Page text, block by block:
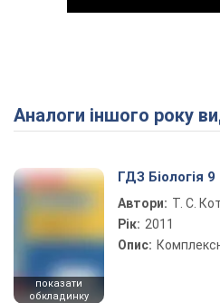
Аналоги іншого року
показати
обкладинку
ГДЗ Біологія 9
Автори: Т. С.
Рік: 2011
Опис: